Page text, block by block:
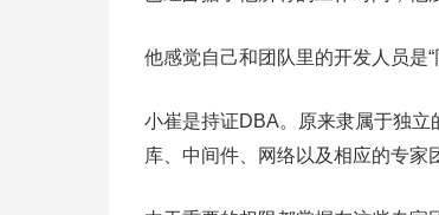
他感觉自己和团队里的开发人员是
小崔是持证DBA。原来隶属于独
库、中间件、网络以及相应的专家